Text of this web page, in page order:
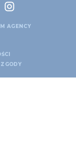
AGENCY